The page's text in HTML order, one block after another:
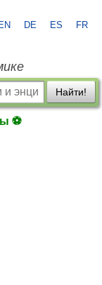
EN DE ES FR
Найти!
⚽